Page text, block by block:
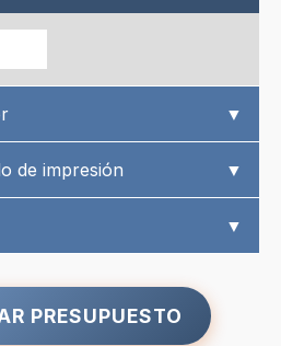
▼
de impresión ▼
▼
PRESUPUESTO